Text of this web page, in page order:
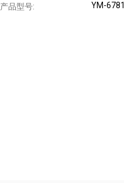
产品型号: YM-6781